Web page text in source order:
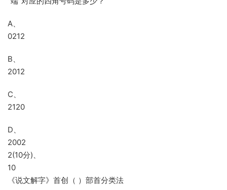
A、
0212
B、
2012
C、
2120
D、
2002
2(10分)、
10
《说文解字》首创（ ）部首分类法